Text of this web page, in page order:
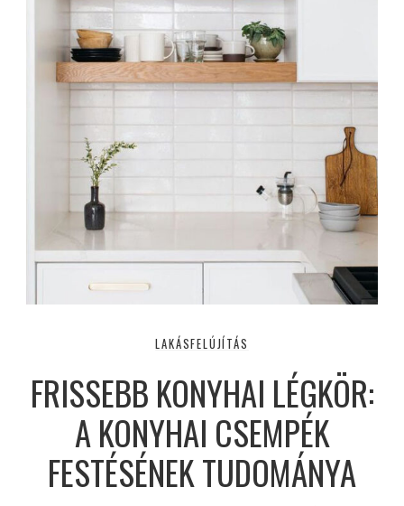
LAKÁSFELÚJÍTÁS
FRISSEBB KONYHAI LÉGKÖR:
A KONYHAI CSEMPÉK
FESTÉSÉNEK TUDOMÁNYA